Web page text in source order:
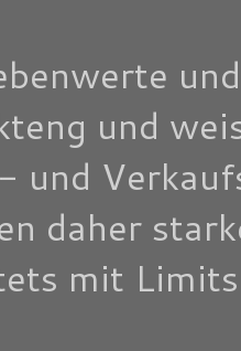
und
und
daher
mit